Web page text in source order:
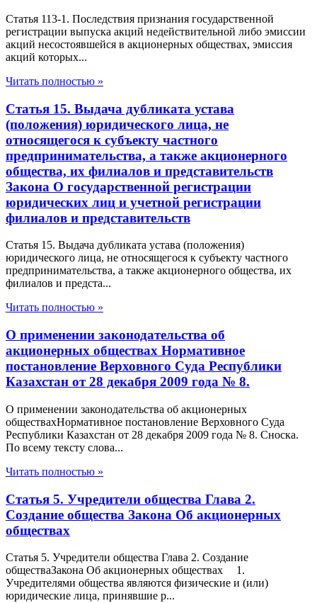
Статья 113-1. Последствия признания государственной
регистрации выпуска акций недействительной либо эмиссии
акций несостоявшейся в акционерных обществах, эмиссия
акций которых...
Читать полностью »
Статья 15. Выдача дубликата устава
(положения) юридического лица, не
относящегося к субъекту частного
предпринимательства, а также акционерного
общества, их филиалов и представительств
Закона О государственной регистрации
юридических лиц и учетной регистрации
филиалов и представительств
Статья 15. Выдача дубликата устава (положения)
юридического лица, не относящегося к субъекту частного
предпринимательства, а также акционерного общества, их
филиалов и предста...
Читать полностью »
О применении законодательства об
акционерных обществах Нормативное
постановление Верховного Суда Республики
Казахстан от 28 декабря 2009 года № 8.
О применении законодательства об акционерных
обществахНормативное постановление Верховного Суда
Республики Казахстан от 28 декабря 2009 года № 8. Сноска.
По всему тексту слова...
Читать полностью »
Статья 5. Учредители общества Глава 2.
Создание общества Закона Об акционерных
обществах
Статья 5. Учредители общества Глава 2. Создание
обществаЗакона Об акционерных обществах 1.
Учредителями общества являются физические и (или)
юридические лица, принявшие р...